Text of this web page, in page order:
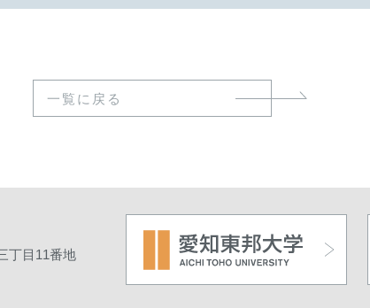
一覧に戻る
丁目11番地